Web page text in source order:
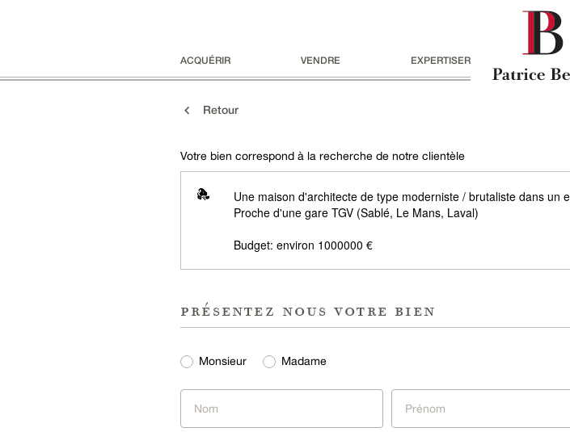
ACQUÉRIR VENDRE EXPERTISER
Retour
Votre bien correspond à la recherche de notre clientèle
Une maison d'architecte de type moderniste / brutaliste dans un
Proche d'une gare TGV (Sablé, Le Mans, Laval)
Budget: environ 1000000 €
présentez nous votre bien
Monsieur Madame